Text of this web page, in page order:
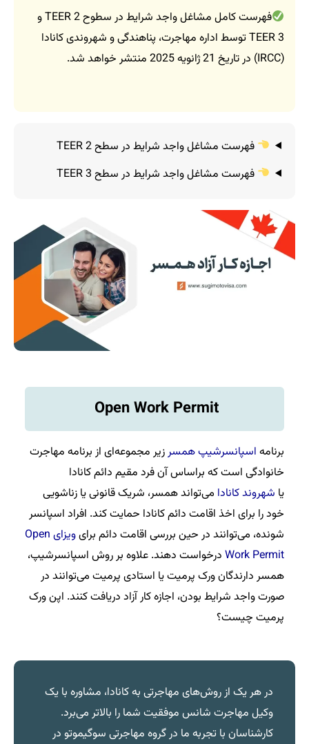
فهرست کامل مشاغل واجد شرایط در سطوح TEER 2 و
TEER 3 توسط اداره مهاجرت، پناهندگی و شهروندی کانادا
(IRCC) در تاریخ 21 ژانویه 2025 منتشر خواهد شد.
فهرست مشاغل واجد شرایط در سطح TEER 2
فهرست مشاغل واجد شرایط در سطح TEER 3
Open Work Permit
برنامه اسپانسرشیپ همسرزیر مجموعه‌ای از برنامه مهاجرت
خانوادگی است که براساس آن فرد مقیم دائم کانادا
یا شهروند کانادا می‌تواند همسر، شریک قانونی یا زناشویی
خود را برای اخذ اقامت دائم کانادا حمایت کند. افراد اسپانسر
شونده، می‌توانند در حین بررسی اقامت دائم برای
ویزای Open
Work Permit درخواست دهند. علاوه بر روش اسپانسرشیپ،
همسر دارندگان ورک پرمیت یا استادی پرمیت می‌توانند در
صورت واجد شرایط بودن، اجازه کار آزاد دریافت کنند. اپن ورک
پرمیت چیست؟
در هر یک از روش‌های مهاجرتی به کانادا، مشاوره با یک
وکیل مهاجرت شانس موفقیت شما را بالاتر می‌برد.
کارشناسان با تجربه ما در گروه مهاجرتی سوگیموتو در